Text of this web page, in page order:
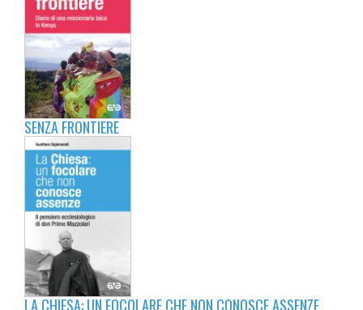
SENZA FRONTIERE
LA CHIESA: UN FOCOLARE CHE NON CONOSCE ASSENZE